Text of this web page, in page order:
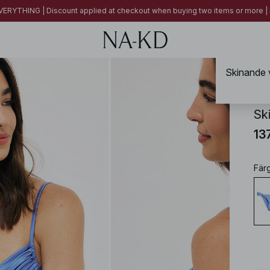
| Discount applied at checkout when buying two items or more |
Skinande